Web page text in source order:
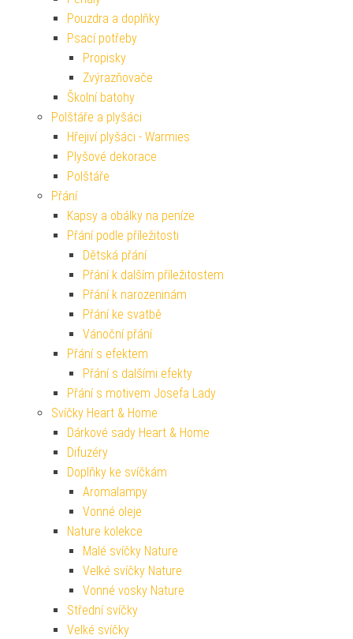
Pouzdra a doplňky
Psací potřeby
Propisky
Zvýrazňovače
Školní batohy
Polštáře a plyšáci
Hřejiví plyšáci - Warmies
Plyšové dekorace
Polštáře
Přání
Kapsy a obálky na peníze
Přání podle příležitosti
Dětská přání
Přání k dalším příležitostem
Přání k narozeninám
Přání ke svatbě
Vánoční přání
Přání s efektem
Přání s dalšími efekty
Přání s motivem Josefa Lady
Svíčky Heart & Home
Dárkové sady Heart & Home
Difuzéry
Doplňky ke svíčkám
Aromalampy
Vonné oleje
Nature kolekce
Malé svíčky Nature
Velké svíčky Nature
Vonné vosky Nature
Střední svíčky
Velké svíčky